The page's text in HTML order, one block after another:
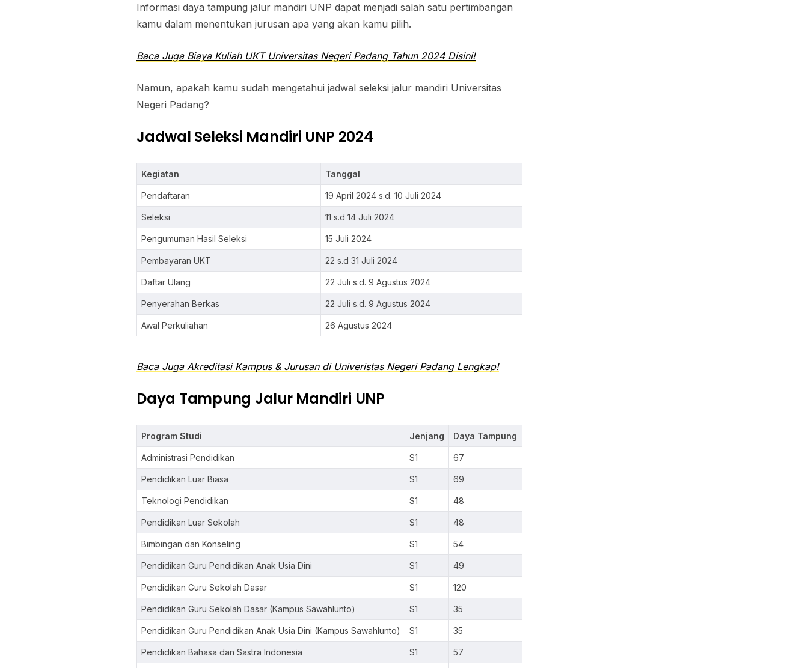
Informasi daya tampung jalur mandiri UNP dapat menjadi salah satu pertimbangan
kamu dalam menentukan jurusan apa yang akan kamu pilih.
Baca Juga Biaya Kuliah UKT Universitas Negeri Padang Tahun 2024 Disini!
Namun, apakah kamu sudah mengetahui jadwal seleksi jalur mandiri Universitas
Negeri Padang?
Jadwal Seleksi Mandiri UNP 2024
Kegiatan Tanggal
Pendaftaran 19 April 2024 s.d. 10 Juli 2024
Seleksi 11 s.d 14 Juli 2024
Pengumuman Hasil Seleksi 15 Juli 2024
Pembayaran UKT 22 s.d 31 Juli 2024
Daftar Ulang 22 Juli s.d. 9 Agustus 2024
Penyerahan Berkas 22 Juli s.d. 9 Agustus 2024
Awal Perkuliahan 26 Agustus 2024
Baca Juga Akreditasi Kampus & Jurusan di Univeristas Negeri Padang Lengkap!
Daya Tampung Jalur Mandiri UNP
Program Studi Jenjang Daya Tampung
Administrasi Pendidikan S1 67
Pendidikan Luar Biasa S1 69
Teknologi Pendidikan S1 48
Pendidikan Luar Sekolah S1 48
Bimbingan dan Konseling S1 54
Pendidikan Guru Pendidikan Anak Usia Dini S1 49
Pendidikan Guru Sekolah Dasar S1 120
Pendidikan Guru Sekolah Dasar (Kampus Sawahlunto) S1 35
Pendidikan Guru Pendidikan Anak Usia Dini (Kampus Sawahlunto) S1 35
Pendidikan Bahasa dan Sastra Indonesia S1 57